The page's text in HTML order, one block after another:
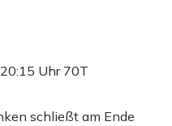
Uhr 70T
schließt am Ende